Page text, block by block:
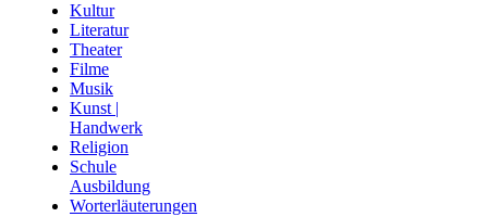
Kultur
Literatur
Theater
Filme
Musik
Kunst |
Handwerk
Religion
Schule
Ausbildung
Worterläuterungen